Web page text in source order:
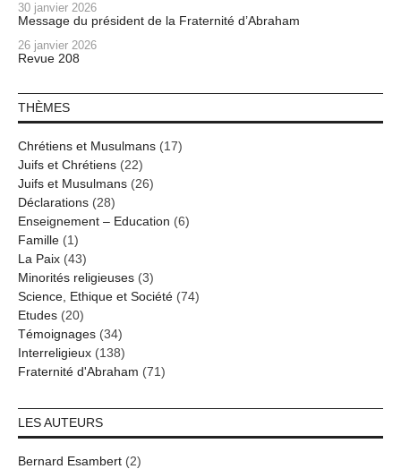
30 janvier 2026
Message du président de la Fraternité d’Abraham
26 janvier 2026
Revue 208
THÈMES
Chrétiens et Musulmans (17)
Juifs et Chrétiens (22)
Juifs et Musulmans (26)
Déclarations (28)
Enseignement – Education (6)
Famille (1)
La Paix (43)
Minorités religieuses (3)
Science, Ethique et Société (74)
Etudes (20)
Témoignages (34)
Interreligieux (138)
Fraternité d'Abraham (71)
LES AUTEURS
Bernard Esambert (2)